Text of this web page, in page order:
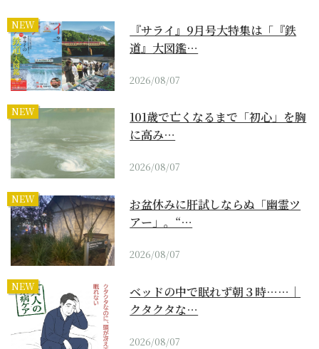
NEW
『サライ』9月号大特集は「『鉄
道』大図鑑…
2026/08/07
NEW
101歳で亡くなるまで「初心」を胸
に高み…
2026/08/07
NEW
お盆休みに肝試しならぬ「幽霊ツ
アー」。“…
2026/08/07
NEW
ベッドの中で眠れず朝３時……｜
クタクタな…
2026/08/07